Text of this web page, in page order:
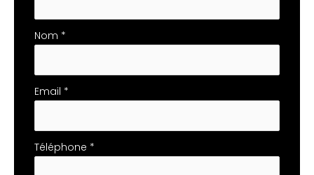
avec
téléphone
Nom *
Email *
Téléphone *